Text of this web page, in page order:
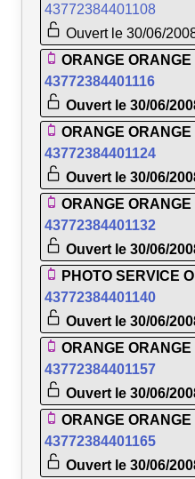
43772384401108
Ouvert le 30/06/
ORANGE ORANGE
43772384401116
Ouvert le 30/06/
ORANGE ORANGE
43772384401124
Ouvert le 30/06/
ORANGE ORANGE
43772384401132
Ouvert le 30/06/
PHOTO SERVICE
43772384401140
Ouvert le 30/06/
ORANGE ORANGE
43772384401157
Ouvert le 30/06/
ORANGE ORANGE
43772384401165
Ouvert le 30/06/